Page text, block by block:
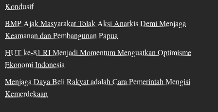
Kondusif
BMP Ajak Masyarakat Tolak Aksi Anarkis Demi Menjaga
Keamanan dan Pembangunan Papua
HUT ke-81 RI Menjadi Momentum Menguatkan Optimisme
Ekonomi Indonesia
Menjaga Daya Beli Rakyat adalah Cara Pemerintah Mengisi
Kemerdekaan